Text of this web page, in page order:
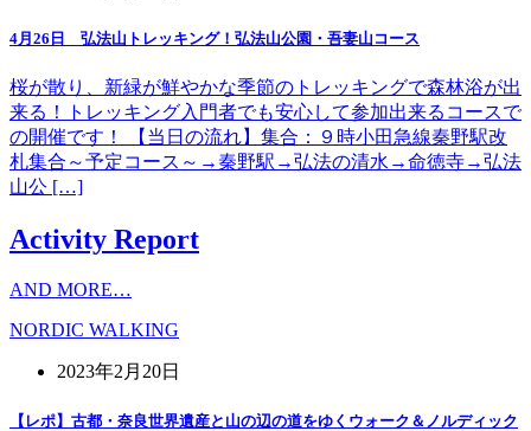
4月26日 弘法山トレッキング！弘法山公園・吾妻山コース
桜が散り、新緑が鮮やかな季節のトレッキングで森林浴が出
来る！トレッキング入門者でも安心して参加出来るコースで
の開催です！ 【当日の流れ】集合：９時小田急線秦野駅改
札集合～予定コース～→秦野駅→弘法の清水→命徳寺→弘法
山公 […]
Activity Report
AND MORE…
NORDIC WALKING
2023年2月20日
【レポ】古都・奈良世界遺産と山の辺の道をゆくウォーク＆ノルディック